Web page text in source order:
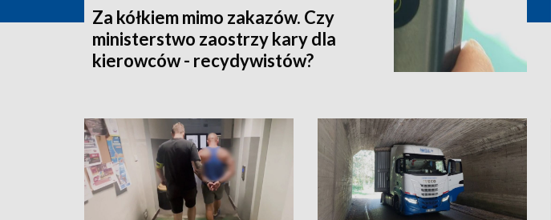
Za kółkiem mimo zakazów. Czy
ministerstwo zaostrzy kary dla
kierowców - recydywistów?